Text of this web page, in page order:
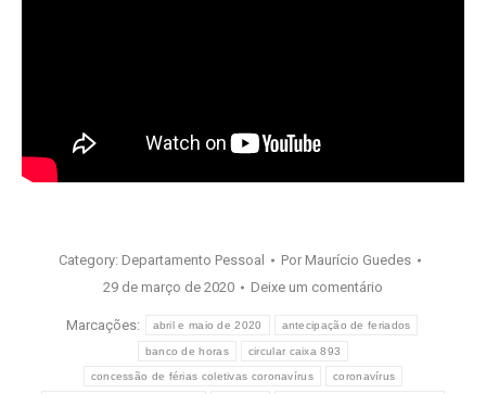
Category: Departamento Pessoal Por Maurício Guedes
29 de março de 2020
Deixe um comentário
Marcações: abril e maio de 2020 antecipação de feriados
banco de horas circular caixa 893
concessão de férias coletivas coronavírus coronavírus